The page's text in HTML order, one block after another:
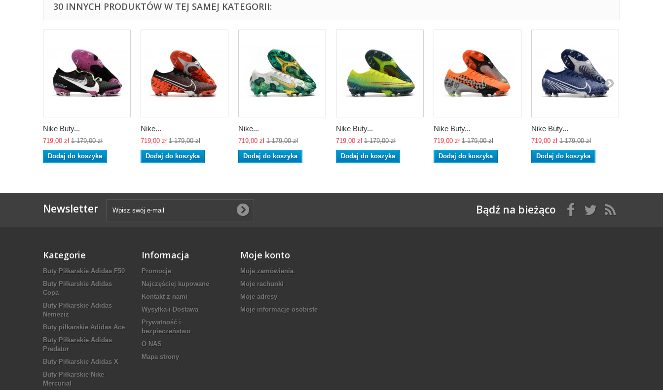
30 INNYCH PRODUKTÓW W TEJ SAMEJ KATEGORII:
Nike Buty...
719,00 zł 1 179,00 zł
Dodaj do koszyka
Nike...
719,00 zł 1 179,00 zł
Dodaj do koszyka
Nike...
719,00 zł 1 179,00 zł
Dodaj do koszyka
Nike Buty...
719,00 zł 1 179,00 zł
Dodaj do koszyka
Nike Buty...
719,00 zł 1 179,00 zł
Dodaj do koszyka
Nike Buty...
719,00 zł 1 179,00 zł
Dodaj do koszyka
Newsletter Bądź na bieżąco
Kategorie
Buty Piłkarskie Adidas F50
Buty Piłkarskie Adidas
Copa
Buty Piłkarskie Adidas
Nemeziz
Buty piłkarskie Adidas Ace
Buty Piłkarskie Adidas
Predator
Buty Piłkarskie Adidas X
Buty Piłkarskie Nike
Mercurial
Informacja
Promocje
Najczęściej kupowane
Kontakt z nami
Wysyłka-i-Dostawa
Prywatność i
bezpieczeństwo
O NAS
Mapa strony
Moje konto
Moje zamówienia
Moje rachunki
Moje adresy
Moje informacje osobiste